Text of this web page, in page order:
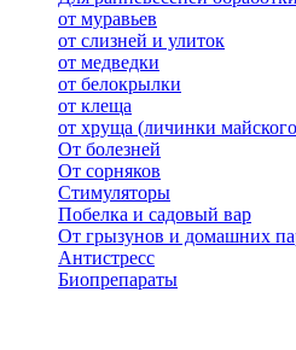
от муравьев
от слизней и улиток
от медведки
от белокрылки
от клеща
от хруща (личинки
От болезней
От сорняков
Стимуляторы
Побелка и садовый вар
От грызунов и домашних
Антистресс
Биопрепараты